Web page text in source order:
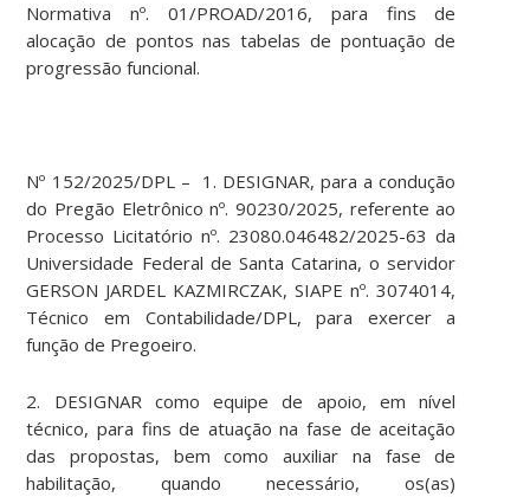
Normativa nº. 01/PROAD/2016, para fins de
alocação de pontos nas tabelas de pontuação de
progressão funcional.
Nº 152/2025/DPL – 1. DESIGNAR, para a condução
do Pregão Eletrônico nº. 90230/2025, referente ao
Processo Licitatório nº. 23080.046482/2025-63 da
Universidade Federal de Santa Catarina, o servidor
GERSON JARDEL KAZMIRCZAK, SIAPE nº. 3074014,
Técnico em Contabilidade/DPL, para exercer a
função de Pregoeiro.
2. DESIGNAR como equipe de apoio, em nível
técnico, para fins de atuação na fase de aceitação
das propostas, bem como auxiliar na fase de
habilitação, quando necessário, os(as)